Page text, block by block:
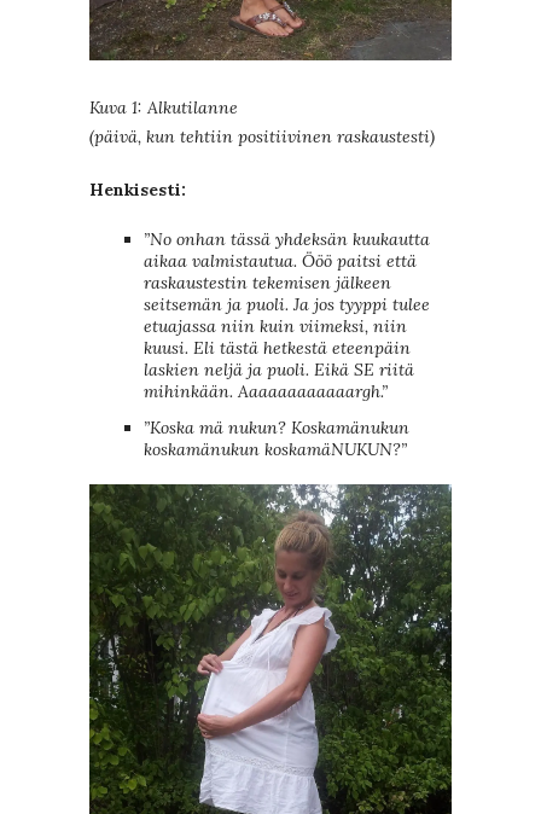
Kuva 1: Alkutilanne
(päivä, kun tehtiin positiivinen raskaustesti)
Henkisesti:
”No onhan tässä yhdeksän kuukautta
aikaa valmistautua. Ööö paitsi että
raskaustestin tekemisen jälkeen
seitsemän ja puoli. Ja jos tyyppi tulee
etuajassa niin kuin viimeksi, niin
kuusi. Eli tästä hetkestä eteenpäin
laskien neljä ja puoli. Eikä SE riitä
mihinkään. Aaaaaaaaaaaargh.”
”Koska mä nukun? Koskamänukun
koskamänukun koskamäNUKUN?”